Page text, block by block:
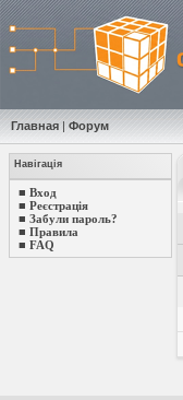
Главная | Форум
Навігація
■ Вход
■ Реєстрація
■ Забули пароль?
■ Правила
■ FAQ